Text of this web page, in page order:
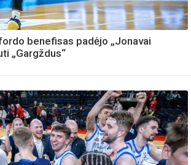
benefisas padėjo „Jonavai
„Gargždus“